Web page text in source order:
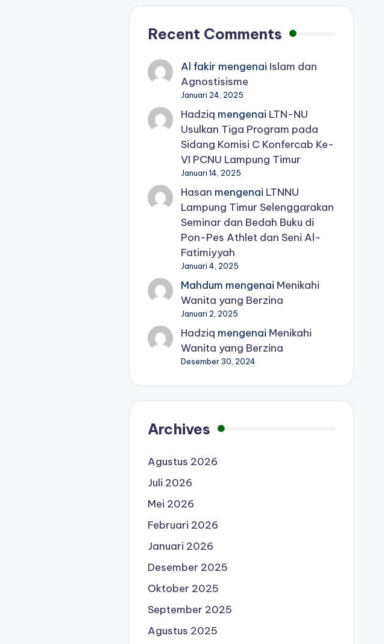
Recent Comments
Al fakir mengenai Islam dan
Agnostisisme
Januari 24, 2025
Hadziq mengenai LTN-NU
Usulkan Tiga Program pada
Sidang Komisi C Konfercab Ke-
VI PCNU Lampung Timur
Januari 14, 2025
Hasan mengenai LTNNU
Lampung Timur Selenggarakan
Seminar dan Bedah Buku di
Pon-Pes Athlet dan Seni Al-
Fatimiyyah
Januari 4, 2025
Mahdum mengenai Menikahi
Wanita yang Berzina
Januari 2, 2025
Hadziq mengenai Menikahi
Wanita yang Berzina
Desember 30, 2024
Archives
Agustus 2026
Juli 2026
Mei 2026
Februari 2026
Januari 2026
Desember 2025
Oktober 2025
September 2025
Agustus 2025